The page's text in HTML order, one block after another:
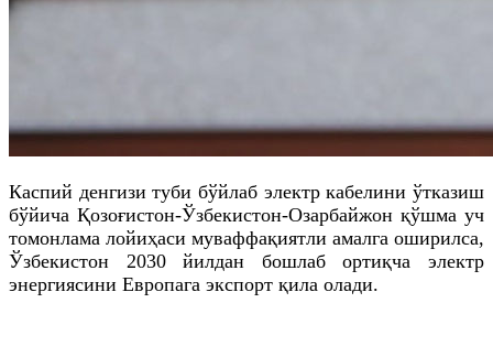
Каспий денгизи туби бўйлаб электр кабелини ўтказиш
бўйича Қозоғистон-Ўзбекистон-Озарбайжон қўшма уч
томонлама лойиҳаси муваффақиятли амалга оширилса,
Ўзбекистон 2030 йилдан бошлаб ортиқча электр
энергиясини Европага экспорт қила олади.